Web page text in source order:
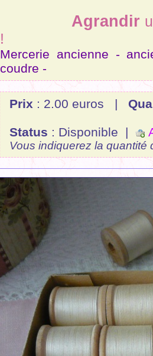
Agrandir
!
Mercerie ancienne -
coudre -
Prix : 2.00 euros |
Status : Disponible |
Vous indiquerez la quantité